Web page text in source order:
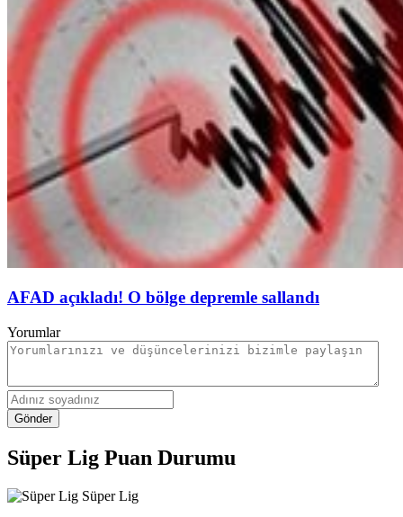
AFAD açıkladı! O bölge depremle sallandı
Yorumlar
Gönder
Süper Lig Puan Durumu
Süper Lig